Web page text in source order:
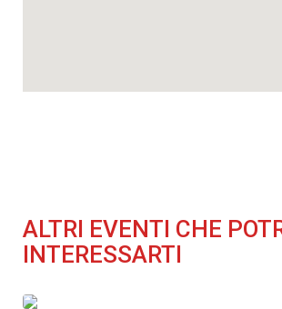
ALTRI EVENTI CHE
INTERESSARTI